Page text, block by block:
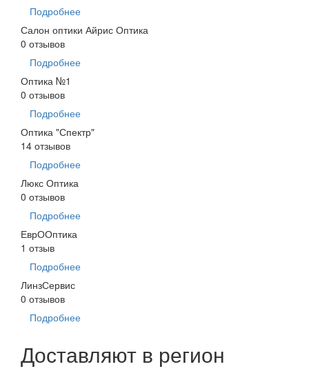
Подробнее
Салон оптики Айрис Оптика
0 отзывов
Подробнее
Оптика №1
0 отзывов
Подробнее
Оптика "Спектр"
14 отзывов
Подробнее
Люкс Оптика
0 отзывов
Подробнее
ЕврООптика
1 отзыв
Подробнее
ЛинзСервис
0 отзывов
Подробнее
Доставляют в регион